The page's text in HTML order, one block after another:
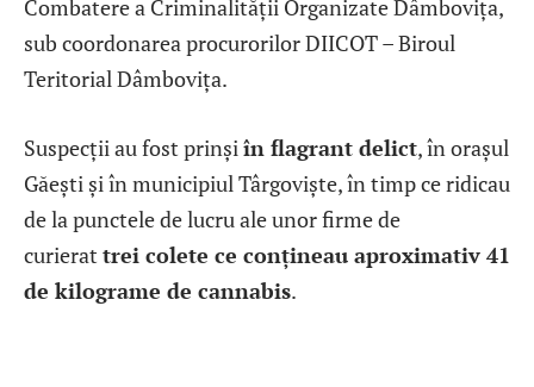
Combatere a Criminalității Organizate Dâmbovița,
sub coordonarea procurorilor DIICOT – Biroul
Teritorial Dâmbovița.
Suspecții au fost prinșiîn flagrant delict, în orașul
Găești și în municipiul Târgoviște, în timp ce ridicau
de la punctele de lucru ale unor firme de
curierat trei colete ce conțineau aproximativ 41
de kilograme de cannabis.